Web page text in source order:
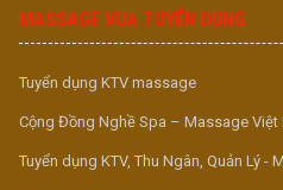
MASSAGE VUA TUYỂN DỤNG
Tuyển dụng KTV massage
Cộng Đồng Nghề Spa – Massage Việt
Tuyển dụng KTV, Thu Ngân, Quản Lý -